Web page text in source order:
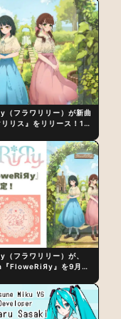
フラワリリー）が新曲
リリス』をリリース！1st
フラワリリー）が、
FloweRiЯy』を9月23